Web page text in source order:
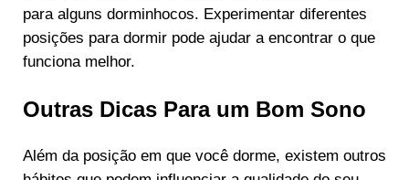
para alguns dorminhocos. Experimentar diferentes
posições para dormir pode ajudar a encontrar o que
funciona melhor.
Outras Dicas Para um Bom Sono
Além da posição em que você dorme, existem outros